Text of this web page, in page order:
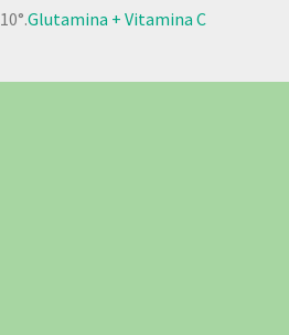
10°.Glutamina + Vitamina C